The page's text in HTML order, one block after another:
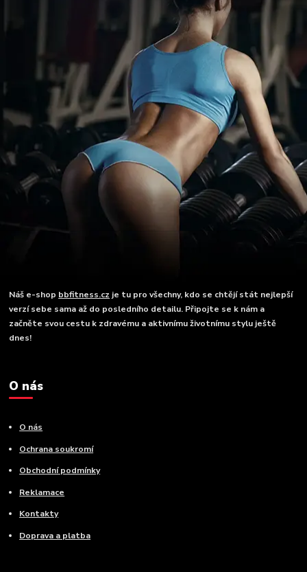
Náš e-shop bbfitness.cz je tu pro všechny, kdo se chtějí stát nejlepší
verzí sebe sama až do posledního detailu. Připojte se k nám a
začněte svou cestu k zdravému a aktivnímu životnímu stylu ještě
dnes!
O nás
O nás
Ochrana soukromí
Obchodní podmínky
Reklamace
Kontakty
Doprava a platba